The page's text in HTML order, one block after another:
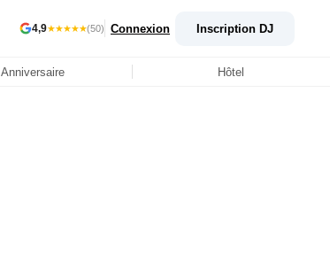
4,9★★★★★(50) Connexion Inscription DJ
Anniversaire Hôtel